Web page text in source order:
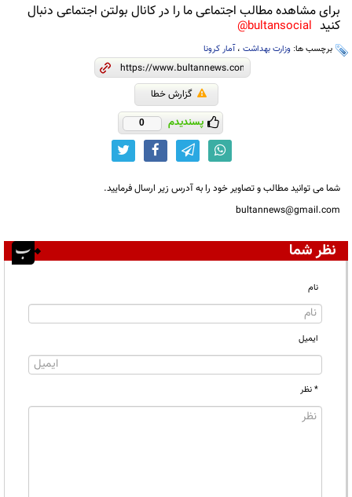
برای مشاهده مطالب اجتماعی ما را در کانال بولتن اجتماعی دنبال
کنید bultansocial@
برچسب ها: وزارت بهداشت ،آمار کرونا
گزارش خطا
پسندیدم 0
شما می توانید مطالب و تصاویر خود را به آدرس زیر ارسال فرمایید.
bultannews@gmail.com
نظر شما
نام
ایمیل
* نظر